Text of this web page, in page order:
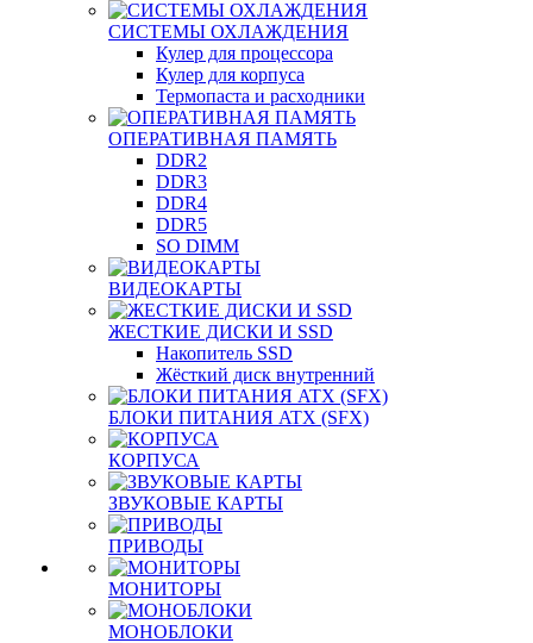
СИСТЕМЫ ОХЛАЖДЕНИЯ
Кулер для процессора
Кулер для корпуса
Термопаста и расходники
ОПЕРАТИВНАЯ ПАМЯТЬ
DDR2
DDR3
DDR4
DDR5
SO DIMM
ВИДЕОКАРТЫ
ЖЕСТКИЕ ДИСКИ И SSD
Накопитель SSD
Жёсткий диск внутренний
БЛОКИ ПИТАНИЯ ATX (SFX)
КОРПУСА
ЗВУКОВЫЕ КАРТЫ
ПРИВОДЫ
МОНИТОРЫ
МОНОБЛОКИ